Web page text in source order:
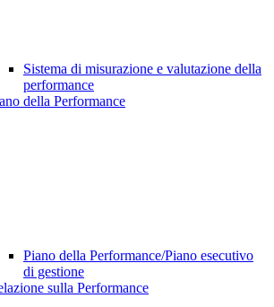
Sistema di misurazione e valutazione della
performance
della Performance
Piano della Performance/Piano esecutivo
di gestione
sulla Performance